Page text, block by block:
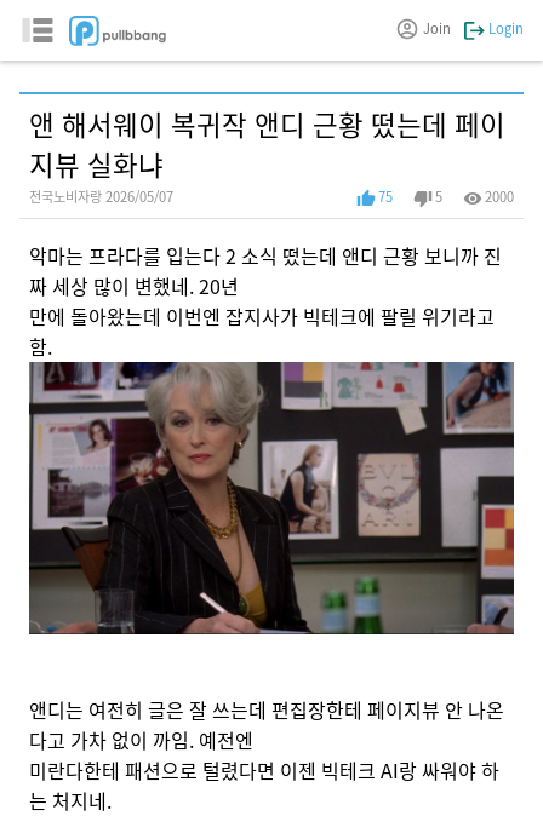
Join Login
앤 해서웨이 복귀작 앤디 근황 떴는데 페이
지뷰 실화냐
전국노비자랑 2026/05/07 75 5 2000
악마는 프라다를 입는다 2 소식 떴는데 앤디 근황 보니까 진
짜 세상 많이 변했네. 20년
만에 돌아왔는데 이번엔 잡지사가 빅테크에 팔릴 위기라고
함.
앤디는 여전히 글은 잘 쓰는데 편집장한테 페이지뷰 안 나온
다고 가차 없이 까임. 예전엔
미란다한테 패션으로 털렸다면 이젠 빅테크 AI랑 싸워야 하
는 처지네.